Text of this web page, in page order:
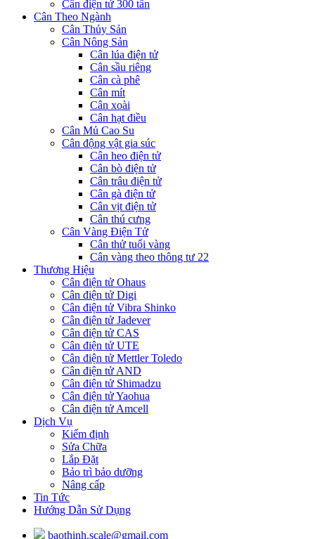
Cân điện tử 300 tấn
Cân Theo Ngành
Cân Thủy Sản
Cân Nông Sản
Cân lúa điện tử
Cân sầu riêng
Cân cà phê
Cân mít
Cân xoài
Cân hạt điều
Cân Mủ Cao Su
Cân động vật gia súc
Cân heo điện tử
Cân bò điện tử
Cân trâu điện tử
Cân gà điện tử
Cân vịt điện tử
Cân thú cưng
Cân Vàng Điện Tử
Cân thử tuổi vàng
Cân vàng theo thông tư 22
Thương Hiệu
Cân điện tử Ohaus
Cân điện tử Digi
Cân điện tử Vibra Shinko
Cân điện tử Jadever
Cân điện tử CAS
Cân điện tử UTE
Cân điện tử Mettler Toledo
Cân điện tử AND
Cân điện tử Shimadzu
Cân điện tử Yaohua
Cân điện tử Amcell
Dịch Vụ
Kiểm định
Sửa Chữa
Lắp Đặt
Bảo trì bảo dưỡng
Nâng cấp
Tin Tức
Hướng Dẫn Sử Dụng
baothinh.scale@gmail.com